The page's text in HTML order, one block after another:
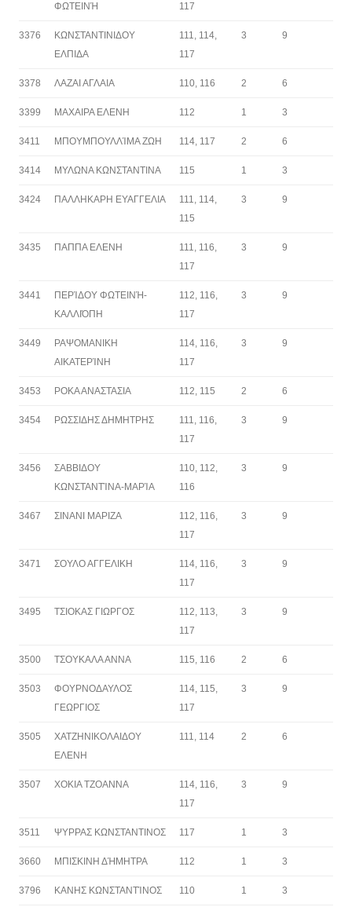
ΦΩΤΕΙΝΉ
117
3376
ΚΩΝΣΤΑΝΤΙΝΙΔΟΥ
ΕΛΠΙΔΑ
111, 114,
117
3 9
3378 ΛΑΖΑΙ ΑΓΛΑΙΑ 110, 116 2 6
3399 ΜΑΧΑΙΡΑ ΕΛΕΝΗ 112 1 3
3411 ΜΠΟΥΜΠΟΥΛΛΊΜΑ ΖΩΗ 114, 117 2 6
3414 ΜΥΛΩΝΑ ΚΩΝΣΤΑΝΤΙΝΑ 115 1 3
3424 ΠΑΛΛΗΚΑΡΗ ΕΥΑΓΓΕΛΙΑ
111, 114,
115
3 9
3435 ΠΑΠΠΑ ΕΛΕΝΗ
111, 116,
117
3 9
3441
ΠΕΡΊΔΟΥ ΦΩΤΕΙΝΉ-
ΚΑΛΛΙΌΠΗ
112, 116,
117
3 9
3449
ΡΑΨΟΜΑΝΙΚΗ
ΑΙΚΑΤΕΡΊΝΗ
114, 116,
117
3 9
3453 ΡΟΚΑ ΑΝΑΣΤΑΣΙΑ 112, 115 2 6
3454 ΡΩΣΣΙΔΗΣ ΔΗΜΗΤΡΗΣ
111, 116,
117
3 9
3456
ΣΑΒΒΙΔΟΥ
ΚΩΝΣΤΑΝΤΊΝΑ-ΜΑΡΊΑ
110, 112,
116
3 9
3467 ΣΙΝΑΝΙ ΜΑΡΙΖΑ
112, 116,
117
3 9
3471 ΣΟΥΛΟ ΑΓΓΕΛΙΚΗ
114, 116,
117
3 9
3495 ΤΣΙΟΚΑΣ ΓΙΩΡΓΟΣ
112, 113,
117
3 9
3500 ΤΣΟΥΚΑΛΑ ΑΝΝΑ 115, 116 2 6
3503
ΦΟΥΡΝΟΔΑΥΛΟΣ
ΓΕΩΡΓΙΟΣ
114, 115,
117
3 9
3505
ΧΑΤΖΗΝΙΚΟΛΑΙΔΟΥ
ΕΛΕΝΗ
111, 114 2 6
3507 ΧΟΚΙΑ ΤΖΟΑΝΝΑ
114, 116,
117
3 9
3511 ΨΥΡΡΑΣ ΚΩΝΣΤΑΝΤΙΝΟΣ 117 1 3
3660 ΜΠΙΣΚΙΝΗ ΔΉΜΗΤΡΑ 112 1 3
3796 ΚΑΝΗΣ ΚΩΝΣΤΑΝΤΊΝΟΣ 110 1 3